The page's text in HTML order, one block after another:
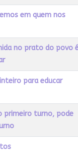
em quem nos
no prato do povo
para educar
primeiro turno, pode